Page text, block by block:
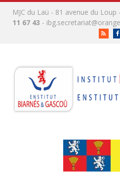
MJC du Laü - 81 avenue du Loup
11 67 43 -
RSS